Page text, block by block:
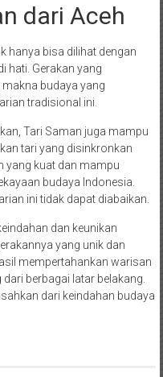
dari Aceh
hanya bisa dilihat dengan
hati. Gerakan yang
budaya yang
tradisional ini.
Tari Saman juga mampu
tari yang disinkronkan
yang kuat dan mampu
budaya Indonesia.
ini tidak dapat diabaikan.
dan keunikan
yang unik dan
mempertahankan warisan
berbagai latar belakang.
dari keindahan budaya